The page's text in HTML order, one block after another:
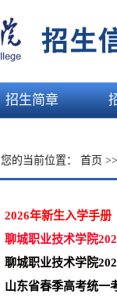
招生简章
您的当前位置： 首页 >>
2026年新生入学手册
聊城职业技术学院
聊城职业技术学院
山东省春季高考统一